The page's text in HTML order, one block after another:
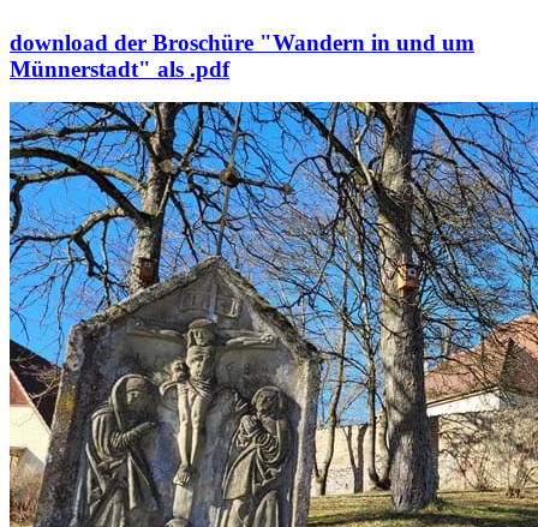
download der Broschüre "Wandern in und um
Münnerstadt" als .pdf